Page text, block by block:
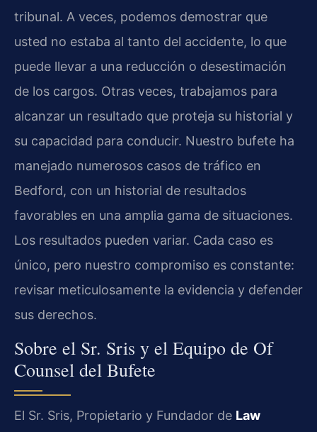
tribunal. A veces, podemos demostrar que
usted no estaba al tanto del accidente, lo que
puede llevar a una reducción o desestimación
de los cargos. Otras veces, trabajamos para
alcanzar un resultado que proteja su historial y
su capacidad para conducir. Nuestro bufete ha
manejado numerosos casos de tráfico en
Bedford, con un historial de resultados
favorables en una amplia gama de situaciones.
Los resultados pueden variar. Cada caso es
único, pero nuestro compromiso es constante:
revisar meticulosamente la evidencia y defender
sus derechos.
Sobre el Sr. Sris y el Equipo de Of
Counsel del Bufete
El Sr. Sris, Propietario y Fundador de Law